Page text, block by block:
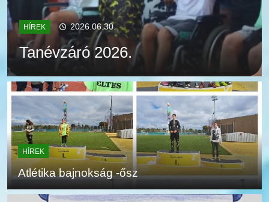
HÍREK 2026.06.30.
Tanévzáró 2026.
HÍREK
Atlétika bajnokság -ősz